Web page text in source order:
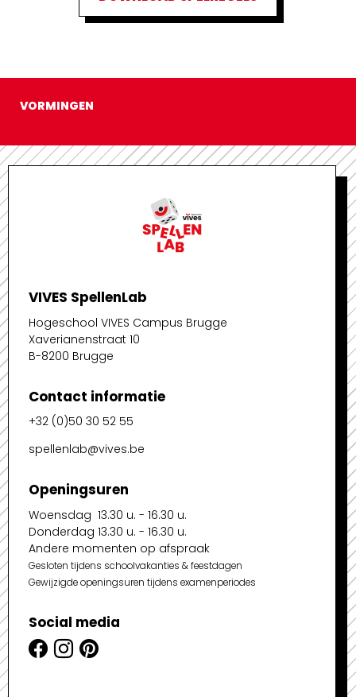
VORMINGEN
VIVES SpellenLab
Hogeschool VIVES Campus Brugge
Xaverianenstraat 10
B-8200 Brugge
Contact informatie
+32 (0)50 30 52 55
spellenlab@vives.be
Openingsuren
Woensdag 13.30 u. - 16.30 u.
Donderdag 13.30 u. - 16.30 u.
Andere momenten op afspraak
Gesloten tijdens schoolvakanties & feestdagen
Gewijzigde openingsuren tijdens examenperiodes
Social media